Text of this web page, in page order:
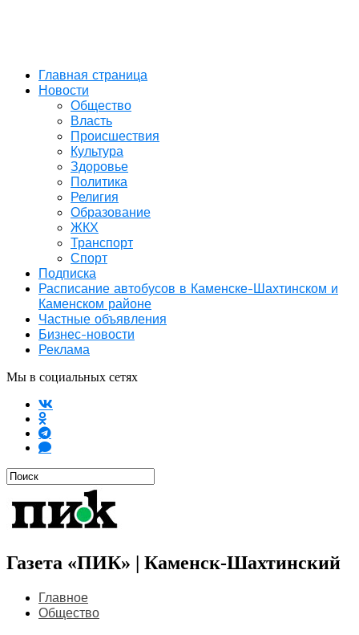
Главная страница
Новости
Общество
Власть
Происшествия
Культура
Здоровье
Политика
Религия
Образование
ЖКХ
Транспорт
Спорт
Подписка
Расписание автобусов в Каменске-Шахтинском и
Каменском районе
Частные объявления
Бизнес-новости
Реклама
Мы в социальных сетях
Газета «ПИК» | Каменск-Шахтинский
Главное
Общество